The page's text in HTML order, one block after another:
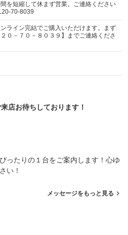
を短縮して休まず営業。ご連絡ください
70-8039
ライン完結でご購入いただけます。まず
０－７０－８０３９】までご連絡くださ
店お待ちしております！
ったりの１台をご案内します！心ゆ
い！
メッセージをもっと見る